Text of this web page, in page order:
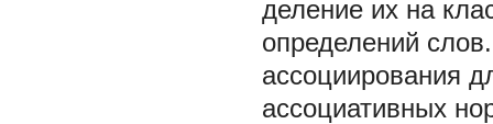
деление их на
определений
ассоциирования
ассоциативных